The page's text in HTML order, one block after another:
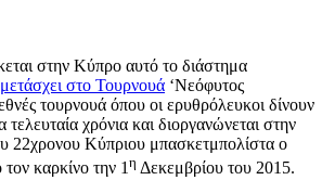
στην Κύπρο αυτό το διάστημα
στο Τουρνουά ‘Νεόφυτος
τουρνουά όπου οι ερυθρόλευκοι δίνουν
χρόνια και διοργανώνεται στην
22χρονου Κύπριου μπασκετμπολίστα ο
καρκίνο την 1 η Δεκεμβρίου του 2015.